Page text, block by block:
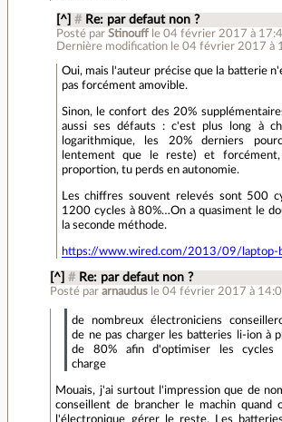
[^] # Re: par defaut non ?
Posté par Stinouff le 04 février 2017 à
Dernière modification le 04 février 2017 à
Oui, mais l'auteur précise que la batterie
pas forcément amovible.
Sinon, le confort des 20%
aussi ses défauts : c'est plus long à
logarithmique, les 20% derniers
lentement que le reste) et
proportion, tu perds en autonomie.
Les chiffres souvent relevés sont 500
1200 cycles à 80%…On a quasiment le
la seconde méthode.
https://www.wired.com/2013/09/laptop-
[^] # Re: par defaut non ?
Posté pararnaudus le 04 février 2017 à
de nombreux électroniciens
de ne pas charger les batteries li-ion à
de 80% afin d'optimiser les cycles
charge
Mouais, j'ai surtout l'impression que de
conseillent de brancher le machin quand
l'électronique gérer le reste. Les